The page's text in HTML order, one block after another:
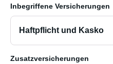
Inbegriffene Versicherungen
Haftpflicht und Kasko
Zusatzversicherungen